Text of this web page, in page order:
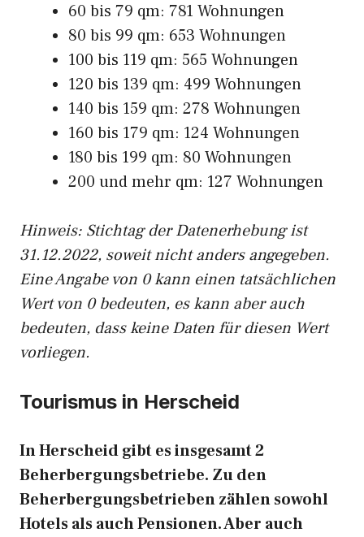
60 bis 79 qm: 781 Wohnungen
80 bis 99 qm: 653 Wohnungen
100 bis 119 qm: 565 Wohnungen
120 bis 139 qm: 499 Wohnungen
140 bis 159 qm: 278 Wohnungen
160 bis 179 qm: 124 Wohnungen
180 bis 199 qm: 80 Wohnungen
200 und mehr qm: 127 Wohnungen
Hinweis: Stichtag der Datenerhebung ist
31.12.2022, soweit nicht anders angegeben.
Eine Angabe von 0 kann einen tatsächlichen
Wert von 0 bedeuten, es kann aber auch
bedeuten, dass keine Daten für diesen Wert
vorliegen.
Tourismus in Herscheid
In Herscheid gibt es insgesamt 2
Beherbergungsbetriebe. Zu den
Beherbergungsbetrieben zählen sowohl
Hotels als auch Pensionen. Aber auch